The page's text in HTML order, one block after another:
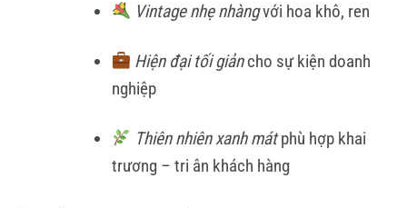
Vintage nhẹ nhàngvới hoa khô, ren
Hiện đại tối giảncho sự kiện doanh
nghiệp
Thiên nhiên xanh mátphù hợp khai
trương – tri ân khách hàng